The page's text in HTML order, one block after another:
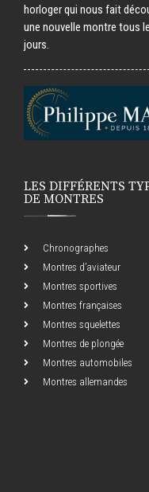
horloger qui nous fait
une nouvelle montre tous
jours.
LES DIFFÉRENTS
DE MONTRES
Chronographes
Montres d’aviateur
Montres sportives
Montres françaises
Montres squelettes
Montres de plongée
Montres automobiles
Montres allemandes